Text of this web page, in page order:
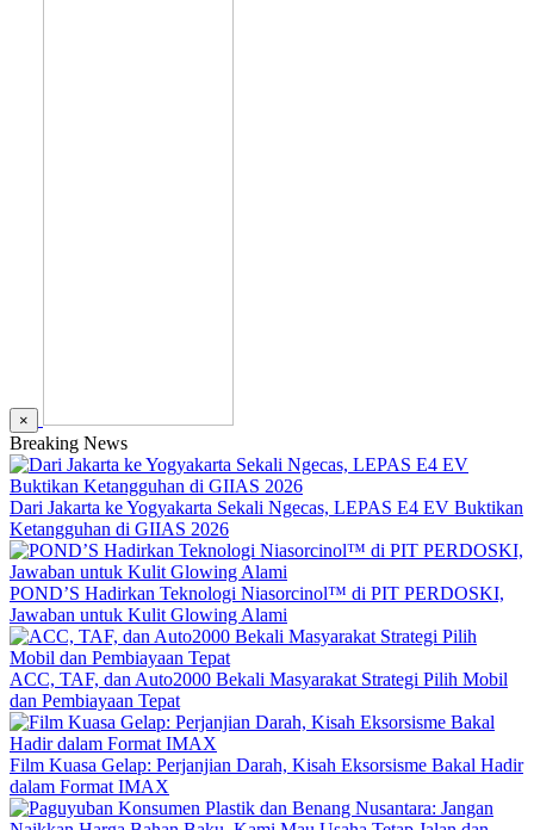
×
Breaking News
Dari Jakarta ke Yogyakarta Sekali Ngecas, LEPAS E4 EV Buktikan
Ketangguhan di GIIAS 2026
POND’S Hadirkan Teknologi Niasorcinol™ di PIT PERDOSKI,
Jawaban untuk Kulit Glowing Alami
ACC, TAF, dan Auto2000 Bekali Masyarakat Strategi Pilih Mobil
dan Pembiayaan Tepat
Film Kuasa Gelap: Perjanjian Darah, Kisah Eksorsisme Bakal Hadir
dalam Format IMAX